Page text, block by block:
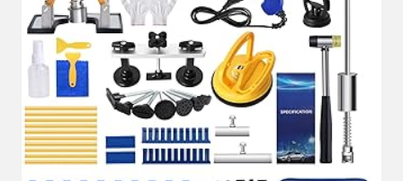
MIT
VALVE-
THROUGH-
TECHNOLOGIE,
REPARIERT
ALLE